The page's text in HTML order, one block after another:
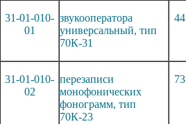
31-01-010-
01
звукооператора
универсальный, тип
70К-31
44
31-01-010-
02
перезаписи
монофонических
фонограмм, тип
70К-23
73